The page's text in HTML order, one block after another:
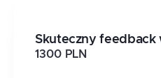
Skuteczny feedback
1300 PLN